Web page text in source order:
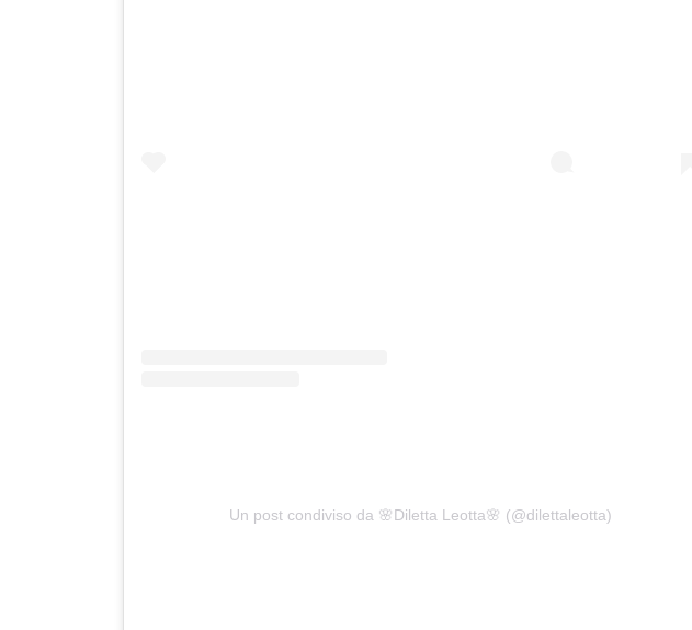
Un post condiviso da 🌸Diletta Leotta🌸 (@dilettaleotta)